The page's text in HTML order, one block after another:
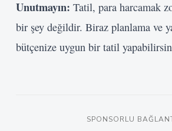
Unutmayın: Tatil, para harcamak
bir şey değildir. Biraz planlama ve
bütçenize uygun bir tatil
SPONSORLU